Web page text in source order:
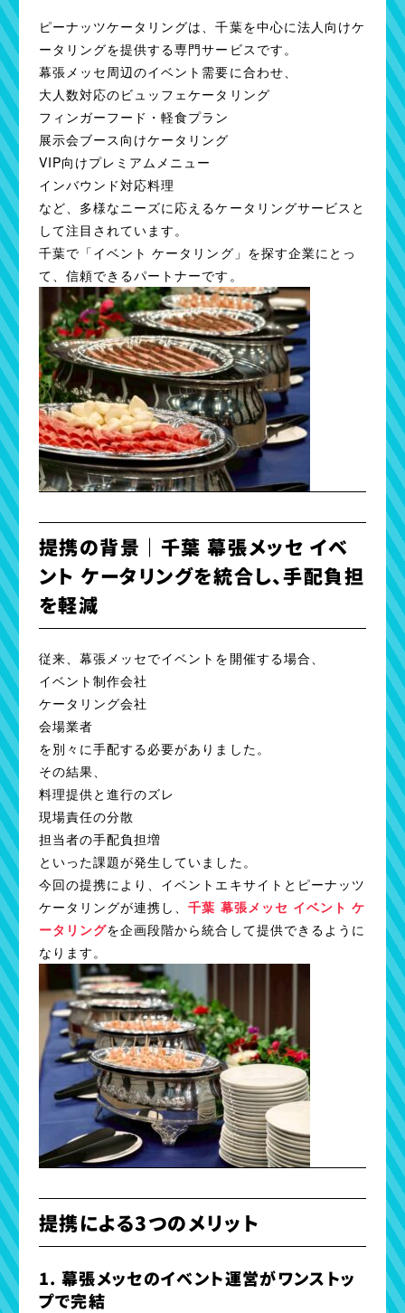
ピーナッツケータリングは、千葉を中心に法人向けケ
ータリングを提供する専門サービスです。
幕張メッセ周辺のイベント需要に合わせ、
大人数対応のビュッフェケータリング
フィンガーフード・軽食プラン
展示会ブース向けケータリング
VIP向けプレミアムメニュー
インバウンド対応料理
など、多様なニーズに応えるケータリングサービスと
して注目されています。
千葉で「イベント ケータリング」を探す企業にとっ
て、信頼できるパートナーです。
提携の背景｜千葉 幕張メッセ イベ
ント ケータリングを統合し、手配負担
を軽減
従来、幕張メッセでイベントを開催する場合、
イベント制作会社
ケータリング会社
会場業者
を別々に手配する必要がありました。
その結果、
料理提供と進行のズレ
現場責任の分散
担当者の手配負担増
といった課題が発生していました。
今回の提携により、イベントエキサイトとピーナッツ
ケータリングが連携し、千葉 幕張メッセ イベント ケ
ータリングを企画段階から統合して提供できるように
なります。
提携による3つのメリット
1. 幕張メッセのイベント運営がワンストッ
プで完結